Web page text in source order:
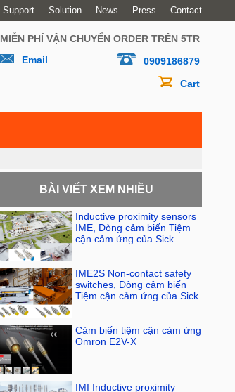
Support Solution News Press Contact
MIỄN PHÍ VẬN CHUYỂN ORDER TRÊN 5TR
Email
0909186879
Cart
BÀI VIẾT XEM NHIỀU
Inductive proximity sensors
IME, Dòng cảm biến Tiệm
cận cảm ứng của Sick
IME2S Non-contact safety
switches, Dòng cảm biến
Tiệm cận cảm ứng của Sick
Cảm biến tiệm cận cảm ứng
Omron E2V-X
IMI Inductive proximity